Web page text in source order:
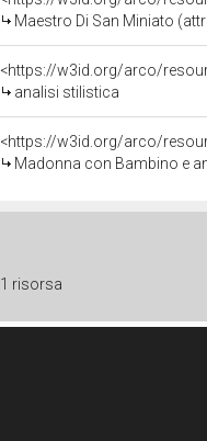
Maestro Di San Miniato
<https://w3id.org/arco/
analisi stilistica
<https://w3id.org/arco/
Madonna con Bambino e
1 risorsa